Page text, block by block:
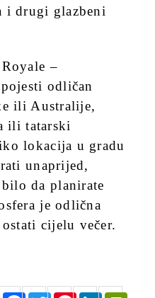
i drugi glazbeni
–
odličan
ili Australije,
ili tatarski
lokacija u gradu
unaprijed,
da planirate
je odlična
cijelu večer.
S F T P L